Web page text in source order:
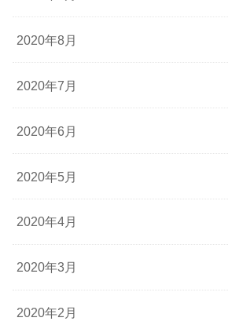
2020年8月
2020年7月
2020年6月
2020年5月
2020年4月
2020年3月
2020年2月